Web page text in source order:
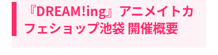
『DREAM!ing』アニメイトカ
フェショップ池袋 開催概要